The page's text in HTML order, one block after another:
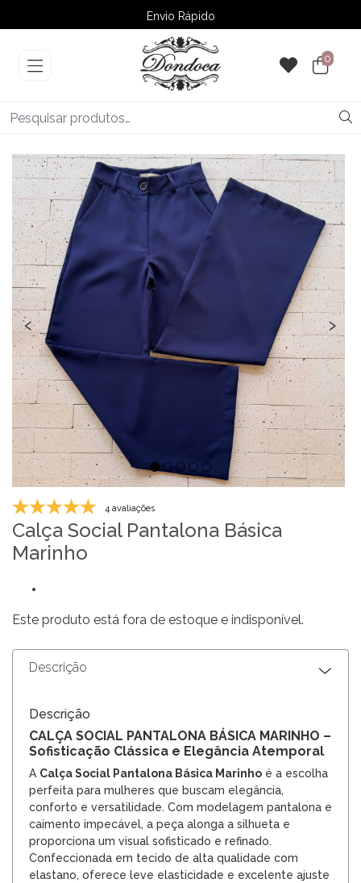
Envio Rápido
➚ Ofertas– Até 60% OFF
0
‹ ›
4 avaliações
Calça Social Pantalona Básica
Marinho
Este produto está fora de estoque e indisponível.
Descrição
Descrição
CALÇA SOCIAL PANTALONA BÁSICA MARINHO –
Sofisticação Clássica e Elegância Atemporal
A Calça Social Pantalona Básica Marinho é a escolha
perfeita para mulheres que buscam elegância,
conforto e versatilidade. Com modelagem pantalona e
caimento impecável, a peça alonga a silhueta e
proporciona um visual sofisticado e refinado.
Confeccionada em tecido de alta qualidade com
elastano, oferece leve elasticidade e excelente ajuste